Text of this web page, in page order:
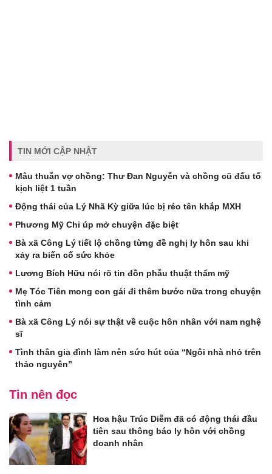
TIN MỚI CẬP NHẬT
Mâu thuẫn vợ chồng: Thư Đan Nguyễn và chồng cũ đấu tố
kịch liệt 1 tuần
Động thái của Lý Nhã Kỳ giữa lúc bị réo tên khắp MXH
Phương Mỹ Chi úp mở chuyện đặc biệt
Bà xã Công Lý tiết lộ chồng từng đề nghị ly hôn sau khi
xảy ra biến cố sức khỏe
Lương Bích Hữu nói rõ tin đồn phẫu thuật thẩm mỹ
Mẹ Tóc Tiên mong con gái đi thêm bước nữa trong chuyện
tình cảm
Bà xã Công Lý nói sự thật về cuộc hôn nhân với nam nghệ
sĩ
Tình thân gia đình làm nên sức hút của “Ngôi nhà nhỏ trên
thảo nguyên”
Tin nên đọc
Hoa hậu Trúc Diễm đã có động thái đầu
tiên sau thông báo ly hôn với chồng
doanh nhân